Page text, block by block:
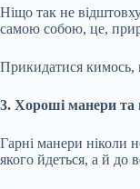
Ніщо так не
самою собою, це,
Прикидатися кимось,
3. Хороші манери та
Гарні манери ніколи
якого йдеться, а й до